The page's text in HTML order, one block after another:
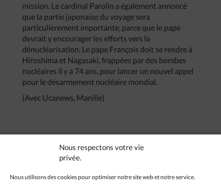
Nous respectons votre vie
privée.
Nous utilisons des cookies pour optimiser notre site web et notre service.
mission. Le cardinal Parolin a également annoncé
que la partie japonaise du voyage sera
particulièrement importante, parce que le pape
devrait y encourager les efforts vers la
dénucléarisation. Le pape François doit se rendre à
Hiroshima et Nagasaki, frappées par des bombes
nucléaires il y a 74 ans, pour lancer un nouvel appel
pour le désarmement nucléaire mondial.
(Avec Ucanews, Manille)